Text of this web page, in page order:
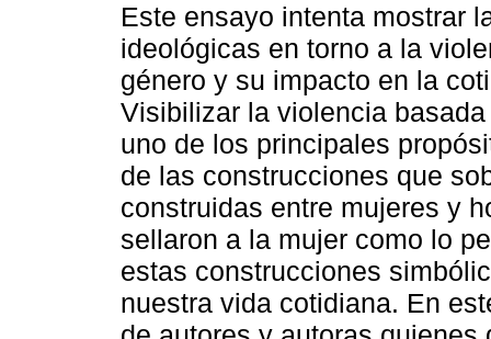
Este ensayo intenta mostrar
ideológicas en torno a la
género y su impacto en la
Visibilizar la violencia
uno de los principales
de las construcciones que
construidas entre mujeres y
sellaron a la mujer como lo
estas construcciones
nuestra vida cotidiana. En